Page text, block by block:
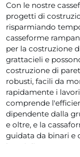
Con le nostre
progetti di
risparmiando
casseforme
per la costruzione
grattacieli e
costruzione di
robusti, facili da
rapidamente i
comprende
dipendente dalla
e oltre, e la
guidata da binari e
lavori di